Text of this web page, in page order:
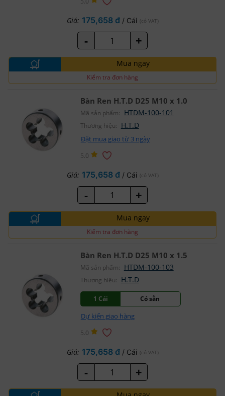
Giá: 175,658 đ / Cái (có VAT)
- +
Mua ngay
Kiểm tra đơn hàng
Bàn Ren H.T.D D25 M10 x 1.0
Mã sản phẩm: HTDM-100-101
Thương hiệu: H.T.D
Đặt mua giao từ 3 ngày
5.0
Giá: 175,658 đ / Cái (có VAT)
- +
Mua ngay
Kiểm tra đơn hàng
Bàn Ren H.T.D D25 M10 x 1.5
Mã sản phẩm: HTDM-100-103
Thương hiệu: H.T.D
1 Cái Có sẵn
Dự kiến giao hàng
5.0
Giá: 175,658 đ / Cái (có VAT)
- +